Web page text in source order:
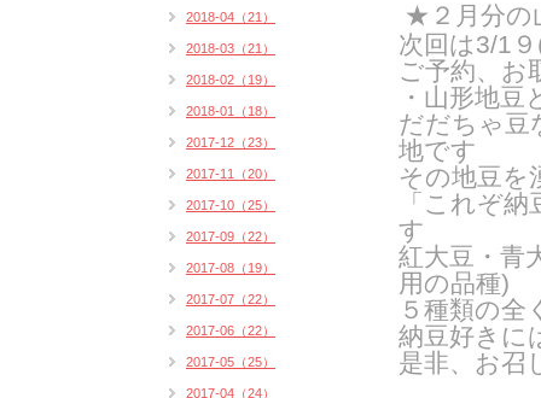
★２月分の
次回は3/1
ご予約、 お
・山形地
だだちゃ豆
地です
その地豆を
「これぞ
す
紅大豆・青
用の品種)
５種類の全
納豆好きに
是非、お召
2018-04（21）
2018-03（21）
2018-02（19）
2018-01（18）
2017-12（23）
2017-11（20）
2017-10（25）
2017-09（22）
2017-08（19）
2017-07（22）
2017-06（22）
2017-05（25）
2017-04（24）